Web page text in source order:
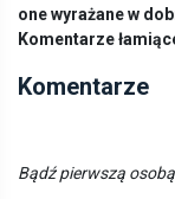
one wyrażane w
Komentarze
Komentarze
Bądź pierwszą